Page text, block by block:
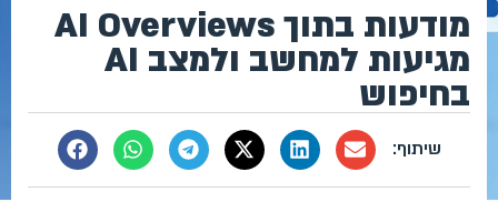
מודעות בתוך AI Overviews
מגיעות למחשב ולמצב AI
בחיפוש